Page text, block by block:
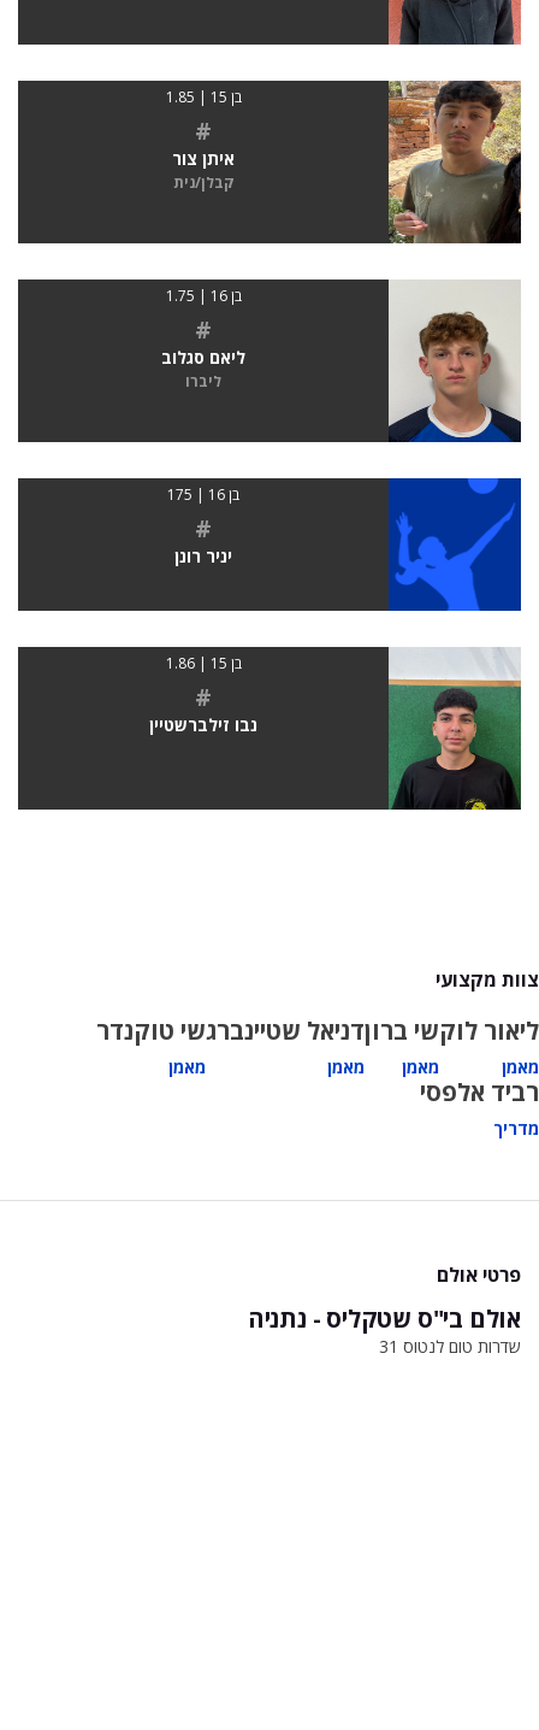
בן 15 | 1.85
#
איתן צור
קבלן/נית
בן 16 | 1.75
#
ליאם סגלוב
ליברו
בן 16 | 175
#
יניר רונן
בן 15 | 1.86
#
נבו זילברשטיין
צוות מקצועי
ליאור לוק
מאמן
שי ברון
מאמן
דניאל שטיינברג
מאמן
שי טוקנדר
מאמן
רביד אלפסי
מדריך
פרטי אולם
אולם בי"ס שטקליס - נתניה
שדרות טום לנטוס 31